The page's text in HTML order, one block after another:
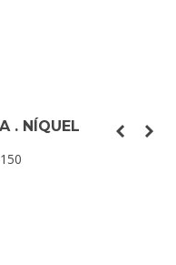
. NÍQUEL